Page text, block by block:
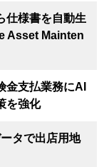
仕様書を自動生
Asset Mainten
金支払業務にAI
を強化
タで出店用地